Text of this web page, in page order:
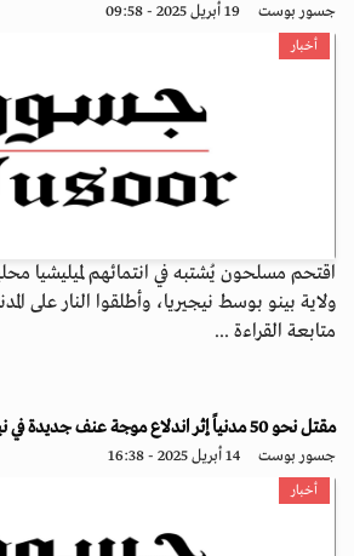
جسور بوست 19 أبريل 2025 - 09:58
أخبار
اقتحم مسلحون يُشتبه في انتمائهم لميليشيا
ولاية بينو بوسط نيجيريا، وأطلقوا النار على
متابعة القراءة ...
مقتل نحو 50 مدنياً إثر اندلاع موجة عنف جديدة في نيجيريا
جسور بوست 14 أبريل 2025 - 16:38
أخبار